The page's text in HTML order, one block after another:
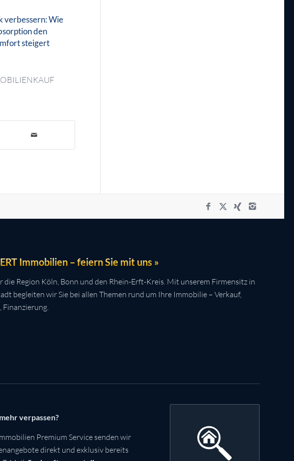
verbessern: Wie
den
steigert
Immobilien – feiern Sie mit uns »
Region Köln, Bonn und den Rhein-Erft-Kreis. Mit unserem Firmensitz in
begleiten wir Sie bei allen Themen rund um Ihre Immobilie – Verkauf,
verpassen?
Premium Service senden wir
direkt und exklusiv bereits